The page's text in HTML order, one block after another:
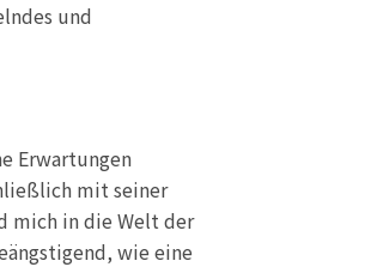
und
Erwartungen
mit seiner
mich in die Welt der
wie eine